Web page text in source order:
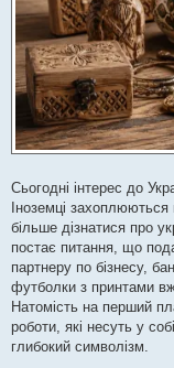
Сьогодні інтерес до
Іноземці захоплюються
більше дізнатися про
постає питання, що
партнеру по бізнесу,
футболки з принтами
Натомість на перший
роботи, які несуть у
глибокий символізм.